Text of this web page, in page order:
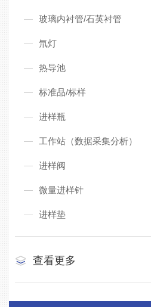
玻璃内衬管/石英衬管
氘灯
热导池
标准品/标样
进样瓶
工作站（数据采集分析）
进样阀
微量进样针
进样垫
查看更多